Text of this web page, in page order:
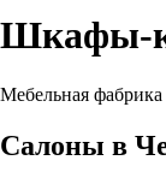
Шкафы-
Мебельная
Салоны в